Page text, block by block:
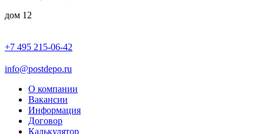
дом 12
+7 495 215-06-42
info@postdepo.ru
О компании
Вакансии
Информация
Договор
Калькулятор